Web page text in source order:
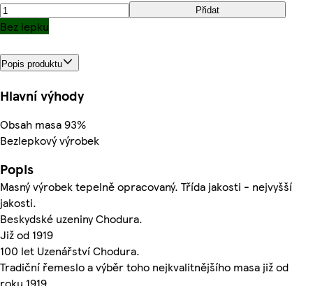
Přidat
Bez lepku
Popis produktu
Hlavní výhody
Obsah masa 93%
Bezlepkový výrobek
Popis
Masný výrobek tepelně opracovaný. Třída jakosti - nejvyšší
jakosti.
Beskydské uzeniny Chodura.
Již od 1919
100 let Uzenářství Chodura.
Tradiční řemeslo a výběr toho nejkvalitnějšího masa již od
roku 1919.